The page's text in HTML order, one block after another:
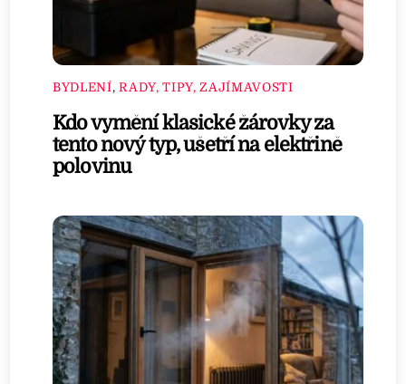
BYDLENÍ,RADY, TIPY, ZAJÍMAVOSTI
Kdo vymění klasické žárovky za
tento nový typ, ušetří na elektřině
polovinu